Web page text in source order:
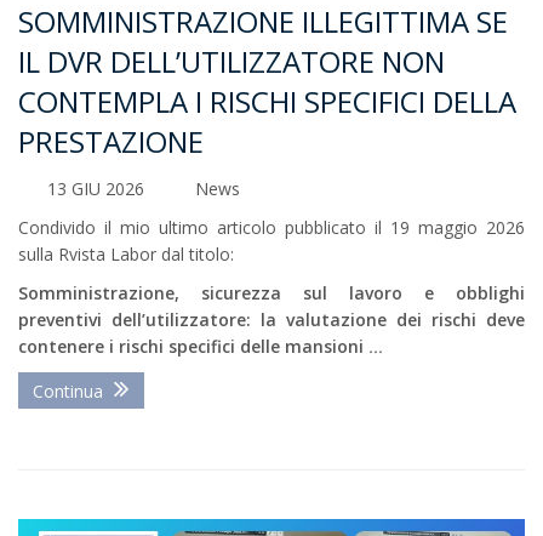
SOMMINISTRAZIONE ILLEGITTIMA SE
IL DVR DELL’UTILIZZATORE NON
CONTEMPLA I RISCHI SPECIFICI DELLA
PRESTAZIONE
13 GIU 2026
News
Condivido il mio ultimo articolo pubblicato il 19 maggio 2026
sulla Rvista Labor dal titolo:
Somministrazione, sicurezza sul lavoro e obblighi
preventivi dell’utilizzatore: la valutazione dei rischi deve
contenere i rischi specifici delle mansioni ...
Continua